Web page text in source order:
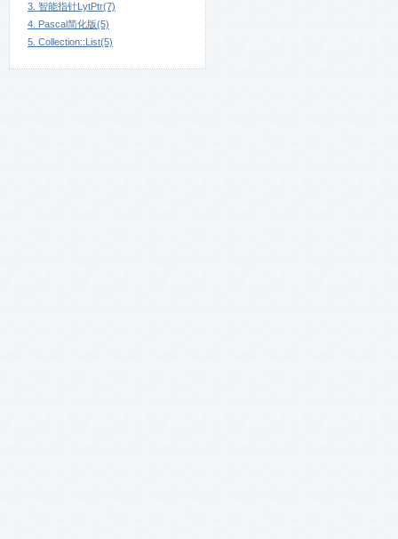
3. 智能指针LytPtr(7)
4. Pascal简化版(5)
5. Collection::List(5)